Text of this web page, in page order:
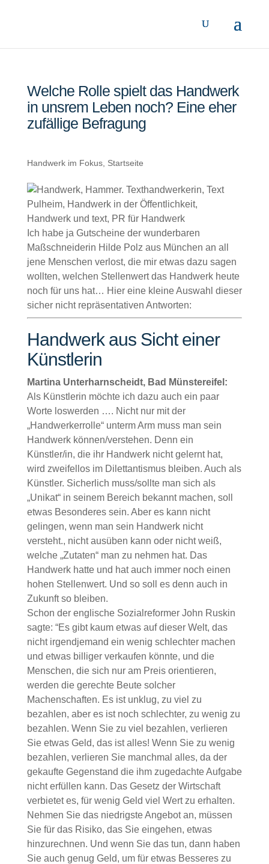
Welche Rolle spielt das Handwerk
in unsrem Leben noch? Eine eher
zufällige Befragung
Handwerk im Fokus, Startseite
Ich habe ja Gutscheine der wunderbaren
Maßschneiderin Hilde Polz aus München an all
jene Menschen verlost, die mir etwas dazu sagen
wollten, welchen Stellenwert das Handwerk heute
noch für uns hat… Hier eine kleine Auswahl dieser
sicher nicht repräsentativen Antworten:
Handwerk aus Sicht einer
Künstlerin
Martina Unterharnscheidt, Bad Münstereifel:
Als Künstlerin möchte ich dazu auch ein paar
Worte loswerden …. Nicht nur mit der
„Handwerkerrolle“ unterm Arm muss man sein
Handwerk können/verstehen. Denn ein
Künstler/in, die ihr Handwerk nicht gelernt hat,
wird zweifellos im Dilettantismus bleiben. Auch als
Künstler. Sicherlich muss/sollte man sich als
„Unikat“ in seinem Bereich bekannt machen, soll
etwas Besonderes sein. Aber es kann nicht
gelingen, wenn man sein Handwerk nicht
versteht., nicht ausüben kann oder nicht weiß,
welche „Zutaten“ man zu nehmen hat. Das
Handwerk hatte und hat auch immer noch einen
hohen Stellenwert. Und so soll es denn auch in
Zukunft so bleiben.
Schon der englische Sozialreformer John Ruskin
sagte: “Es gibt kaum etwas auf dieser Welt, das
nicht irgendjemand ein wenig schlechter machen
und etwas billiger verkaufen könnte, und die
Menschen, die sich nur am Preis orientieren,
werden die gerechte Beute solcher
Machenschaften. Es ist unklug, zu viel zu
bezahlen, aber es ist noch schlechter, zu wenig zu
bezahlen. Wenn Sie zu viel bezahlen, verlieren
Sie etwas Geld, das ist alles! Wenn Sie zu wenig
bezahlen, verlieren Sie manchmal alles, da der
gekaufte Gegenstand die ihm zugedachte Aufgabe
nicht erfüllen kann. Das Gesetz der Wirtschaft
verbietet es, für wenig Geld viel Wert zu erhalten.
Nehmen Sie das niedrigste Angebot an, müssen
Sie für das Risiko, das Sie eingehen, etwas
hinzurechnen. Und wenn Sie das tun, dann haben
Sie auch genug Geld, um für etwas Besseres zu